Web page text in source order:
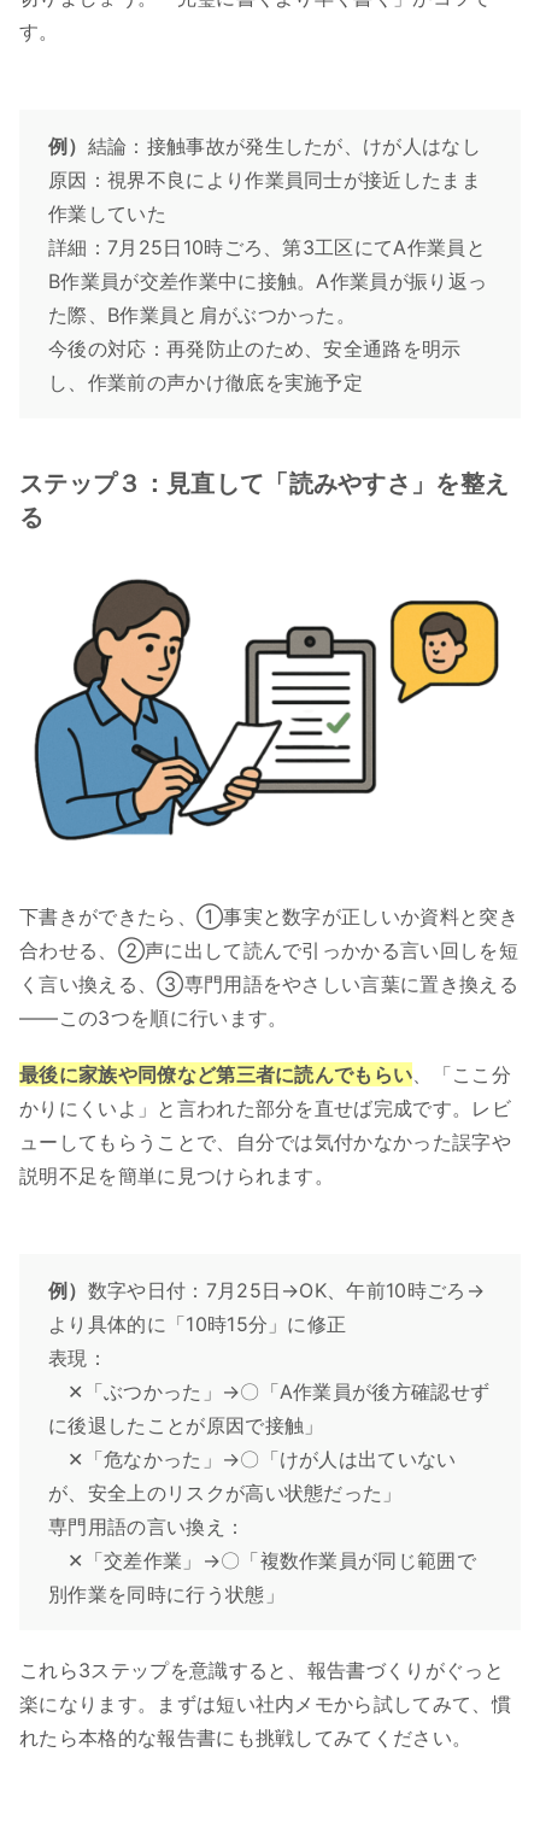
す。
例） 結論：接触事故が発生したが、けが人はなし
原因：視界不良により作業員同士が接近したまま
作業していた
詳細：7月25日10時ごろ、第3工区にてA作業員と
B作業員が交差作業中に接触。A作業員が振り返っ
た際、B作業員と肩がぶつかった。
今後の対応：再発防止のため、安全通路を明示
し、作業前の声かけ徹底を実施予定
ステップ３：見直して「読みやすさ」を整え
る
下書きができたら、①事実と数字が正しいか資料と突き
合わせる、②声に出して読んで引っかかる言い回しを短
く言い換える、③専門用語をやさしい言葉に置き換える
――この3つを順に行います。
最後に家族や同僚など第三者に読んでもらい 、「ここ分
かりにくいよ」と言われた部分を直せば完成です。レビ
ューしてもらうことで、自分では気付かなかった誤字や
説明不足を簡単に見つけられます。
例） 数字や日付：7月25日→OK、午前10時ごろ→
より具体的に「10時15分」に修正
表現：
✕「ぶつかった」→〇「A作業員が後方確認せず
に後退したことが原因で接触」
✕「危なかった」→〇「けが人は出ていない
が、安全上のリスクが高い状態だった」
専門用語の言い換え：
✕「交差作業」→〇「複数作業員が同じ範囲で
別作業を同時に行う状態」
これら3ステップを意識すると、報告書づくりがぐっと
楽になります。まずは短い社内メモから試してみて、慣
れたら本格的な報告書にも挑戦してみてください。